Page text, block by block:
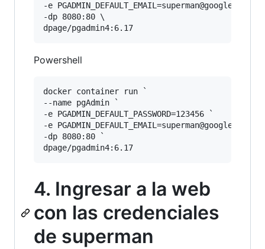
-e PGADMIN_DEFAULT_EMAIL=superman@google.com \
-dp 8080:80 \
Powershell
docker container run `
--name pgAdmin `
-e PGADMIN_DEFAULT_PASSWORD=123456 `
-e PGADMIN_DEFAULT_EMAIL=superman@google.com `
-dp 8080:80 `
4. Ingresar a la web
con las credenciales
de superman